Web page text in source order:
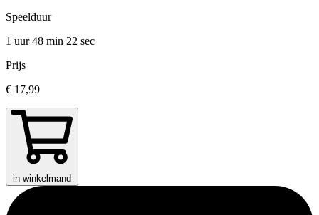
Speelduur
1 uur 48 min 22 sec
Prijs
€ 17,99
in winkelmand